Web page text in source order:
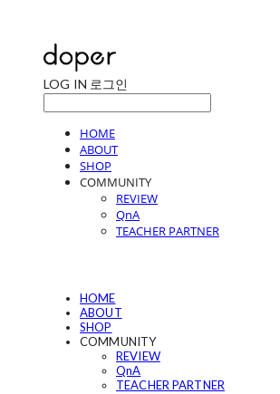
LOG IN 로그인
HOME
ABOUT
SHOP
COMMUNITY
REVIEW
QnA
TEACHER PARTNER
HOME
ABOUT
SHOP
COMMUNITY
REVIEW
QnA
TEACHER PARTNER